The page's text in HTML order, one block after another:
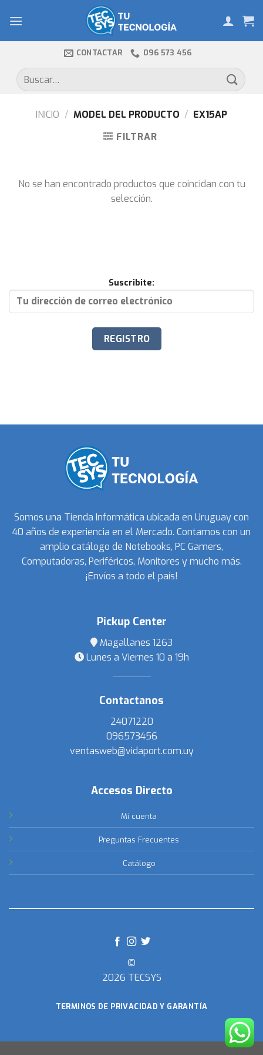
CONTACTAR 096 573 456
Buscar
por:
INICIO / MODEL DEL PRODUCTO / EX15AP
FILTRAR
No se han encontrado productos que coincidan con tu
selección.
Suscribite:
Somos una Tienda Informática ubicada en Uruguay con
40 años de experiencia en el Mercado. Contamos con un
amplio catálogo de Notebooks, PC Gamers,
Computadoras, Periféricos, Monitores y mucho más.
¡Envíos a todo el país!
Pickup Center
Magallanes 1263
Lunes a Viernes 10 a 19h
Contactanos
24071220
096573456
ventasweb@vidaport.com.uy
Accesos Directo
Mi cuenta
Preguntas Frecuentes
Catálogo
©
2026 TECSYS
TERMINOS DE PRIVACIDAD Y GARANTÍA